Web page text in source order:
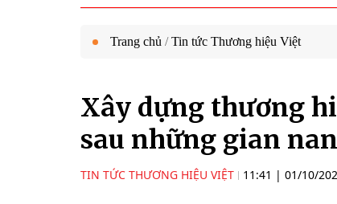
Trang chủ /Tin tức Thương hiệu Việt
Xây dựng thương
sau những gian nan
TIN TỨC THƯƠNG HIỆU VIỆT 11:41 | 01/10/